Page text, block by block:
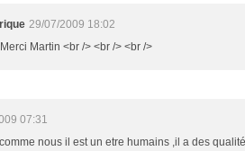
29/07/2009 18:02
Martin <br /> <br /> <br />
07:31
nous il est un etre humains ,il a des